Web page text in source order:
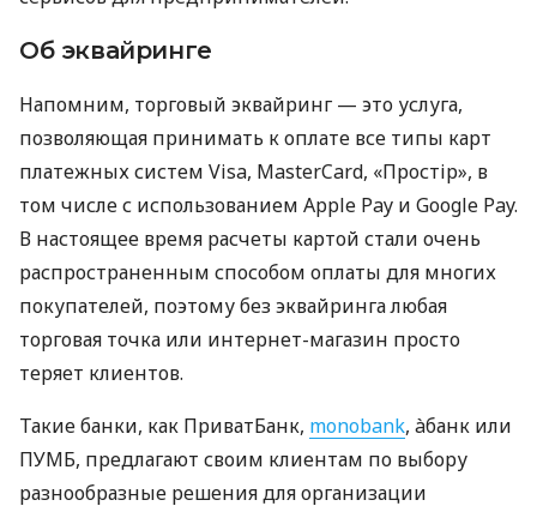
Об эквайринге
Напомним, торговый эквайринг — это услуга,
позволяющая принимать к оплате все типы карт
платежных систем Visa, MasterCard, «Простір», в
том числе с использованием Apple Pay и Google Pay.
В настоящее время расчеты картой стали очень
распространенным способом оплаты для многих
покупателей, поэтому без эквайринга любая
торговая точка или интернет-магазин просто
теряет клиентов.
Такие банки, как ПриватБанк, monobank, àбанк или
ПУМБ, предлагают своим клиентам по выбору
разнообразные решения для организации